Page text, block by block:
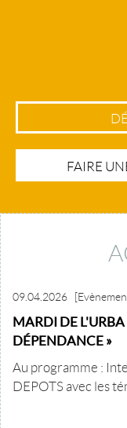
FAIRE
09.04.2026
MARDI DE
DÉPENDANCE »
Au programme :
DEPOTS avec les